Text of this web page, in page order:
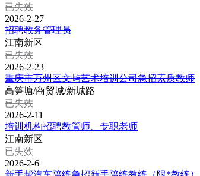
已失效
2026-2-27
招聘教务管理员
江南新区
已失效
2026-2-23
重庆市万州区文屿艺术培训公司急招素质教师
高笋塘/商贸城/新城路
已失效
2026-2-11
培训机构招聘教管师、专职老师
江南新区
已失效
2026-2-6